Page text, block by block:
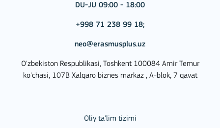
DU-JU 09:00 - 18:00
+998 71 238 99 18;
neo@erasmusplus.uz
O'zbekiston Respublikasi, Toshkent 100084 Amir Temur
ko'chasi, 107B Xalqaro biznes markaz , A-blok, 7 qavat
Oliy ta'lim tizimi